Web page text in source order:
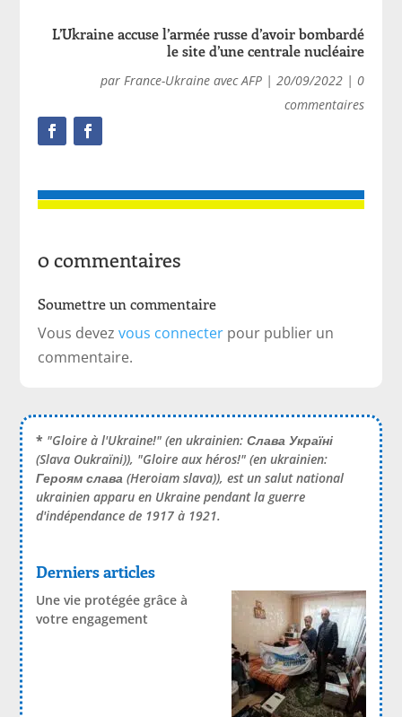
L’Ukraine accuse l’armée russe d’avoir bombardé
le site d’une centrale nucléaire
par France-Ukraine avec AFP| 20/09/2022| 0
commentaires
0 commentaires
Soumettre un commentaire
Vous devezvous connecter pour publier un
commentaire.
* "Gloire à l'Ukraine!" (en ukrainien:Слава Україні
(Slava Oukraïni)), "Gloire aux héros!" (en ukrainien:
Героям слава (Heroiam slava)), est un salut national
ukrainien apparu en Ukraine pendant la guerre
d'indépendance de 1917 à 1921.
Derniers articles
Une vie protégée grâce à
votre engagement